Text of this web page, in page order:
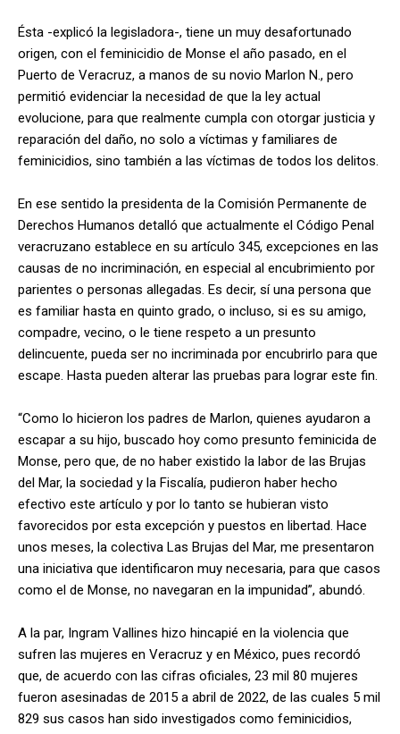
Ésta -explicó la legisladora-, tiene un muy desafortunado
origen, con el feminicidio de Monse el año pasado, en el
Puerto de Veracruz, a manos de su novio Marlon N., pero
permitió evidenciar la necesidad de que la ley actual
evolucione, para que realmente cumpla con otorgar justicia y
reparación del daño, no solo a víctimas y familiares de
feminicidios, sino también a las víctimas de todos los delitos.
En ese sentido la presidenta de la Comisión Permanente de
Derechos Humanos detalló que actualmente el Código Penal
veracruzano establece en su artículo 345, excepciones en las
causas de no incriminación, en especial al encubrimiento por
parientes o personas allegadas. Es decir, sí una persona que
es familiar hasta en quinto grado, o incluso, si es su amigo,
compadre, vecino, o le tiene respeto a un presunto
delincuente, pueda ser no incriminada por encubrirlo para que
escape. Hasta pueden alterar las pruebas para lograr este fin.
“Como lo hicieron los padres de Marlon, quienes ayudaron a
escapar a su hijo, buscado hoy como presunto feminicida de
Monse, pero que, de no haber existido la labor de las Brujas
del Mar, la sociedad y la Fiscalía, pudieron haber hecho
efectivo este artículo y por lo tanto se hubieran visto
favorecidos por esta excepción y puestos en libertad. Hace
unos meses, la colectiva Las Brujas del Mar, me presentaron
una iniciativa que identificaron muy necesaria, para que casos
como el de Monse, no navegaran en la impunidad”, abundó.
A la par, Ingram Vallines hizo hincapié en la violencia que
sufren las mujeres en Veracruz y en México, pues recordó
que, de acuerdo con las cifras oficiales, 23 mil 80 mujeres
fueron asesinadas de 2015 a abril de 2022, de las cuales 5 mil
829 sus casos han sido investigados como feminicidios,